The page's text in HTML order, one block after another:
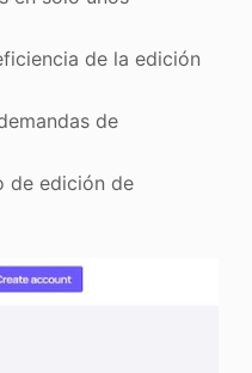
de la edición
de
de edición de